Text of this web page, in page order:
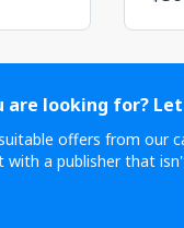
are looking for?
offers from our
with a publisher that